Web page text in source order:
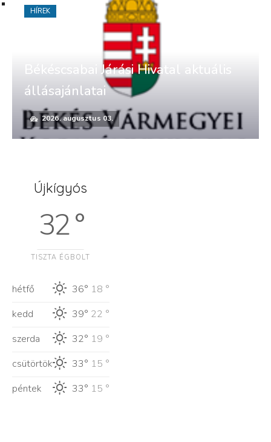
Békéscsabai Járási Hivatal aktuális
állásajánlatai
2026. augusztus 03.
HÍREK
Újkígyós
32 °
TISZTA ÉGBOLT
hétfő 36° 18 °
kedd
39° 22 °
szerda
32° 19 °
csütörtök
33° 15 °
péntek
33° 15 °